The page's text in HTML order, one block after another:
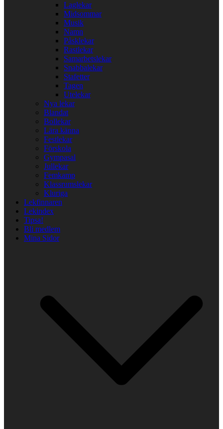
Laglekar
Midsommar
Musik
Namn
Påsklekar
Rastlekar
Samarbetslekar
Snabbalekar
Stafetter
Tagen
Utelekar
Nya lekar
Blandat
Bollekar
Lära känna
Festlekar
Förskola
Gympasal
Jullekar
Femkamp
Klassrumslekar
Kluriga
Lekfinnaren
Lekindex
Tipsa!
Bli medlem
Mina Sidor